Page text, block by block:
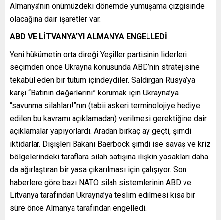
Almanya’nın önümüzdeki dönemde yumuşama çizgisinde
olacağına dair işaretler var.
ABD VE LİTVANYA’YI ALMANYA ENGELLEDİ
Yeni hükümetin orta direği Yeşiller partisinin liderleri
seçimden önce Ukrayna konusunda ABD’nin stratejisine
tekabül eden bir tutum içindeydiler. Saldırgan Rusya’ya
karşı “Batının değerlerini” korumak için Ukrayna’ya
“savunma silahları!”nın (tabii askeri terminolojiye hediye
edilen bu kavramı açıklamadan) verilmesi gerektiğine dair
açıklamalar yapıyorlardı. Aradan birkaç ay geçti, şimdi
iktidarlar. Dışişleri Bakanı Baerbock şimdi ise savaş ve kriz
bölgelerindeki taraflara silah satışına ilişkin yasakları daha
da ağırlaştıran bir yasa çıkarılması için çalışıyor. Son
haberlere göre bazı NATO silah sistemlerinin ABD ve
Litvanya tarafından Ukrayna’ya teslim edilmesi kısa bir
süre önce Almanya tarafından engelledi.